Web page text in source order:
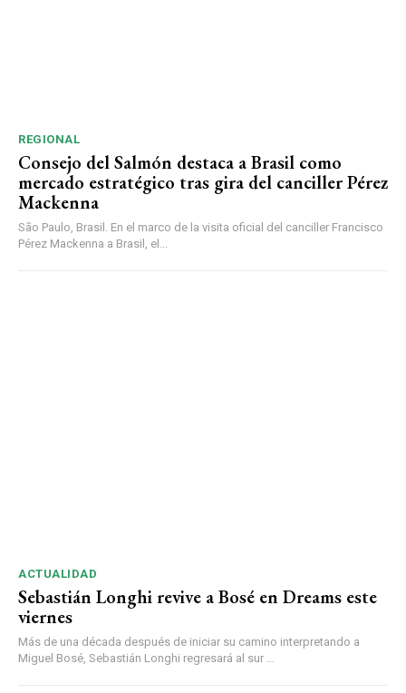
REGIONAL
Consejo del Salmón destaca a Brasil como
mercado estratégico tras gira del canciller Pérez
Mackenna
São Paulo, Brasil. En el marco de la visita oficial del canciller Francisco
Pérez Mackenna a Brasil, el...
ACTUALIDAD
Sebastián Longhi revive a Bosé en Dreams este
viernes
Más de una década después de iniciar su camino interpretando a
Miguel Bosé, Sebastián Longhi regresará al sur ...